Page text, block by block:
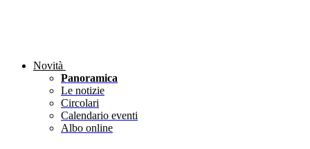
Novità
Panoramica
Le notizie
Circolari
Calendario eventi
Albo online